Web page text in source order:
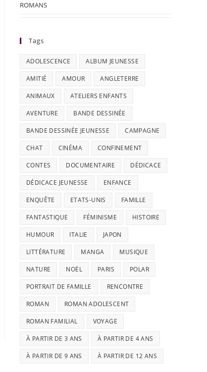
ROMANS
Tags
ADOLESCENCE ALBUM JEUNESSE
AMITIÉ AMOUR ANGLETERRE
ANIMAUX ATELIERS ENFANTS
AVENTURE BANDE DESSINÉE
BANDE DESSINÉE JEUNESSE CAMPAGNE
CHAT CINÉMA CONFINEMENT
CONTES DOCUMENTAIRE DÉDICACE
DÉDICACE JEUNESSE ENFANCE
ENQUÊTE ETATS-UNIS FAMILLE
FANTASTIQUE FÉMINISME HISTOIRE
HUMOUR ITALIE JAPON
LITTÉRATURE MANGA MUSIQUE
NATURE NOËL PARIS POLAR
PORTRAIT DE FAMILLE RENCONTRE
ROMAN ROMAN ADOLESCENT
ROMAN FAMILIAL VOYAGE
À PARTIR DE 3 ANS À PARTIR DE 4 ANS
À PARTIR DE 9 ANS À PARTIR DE 12 ANS